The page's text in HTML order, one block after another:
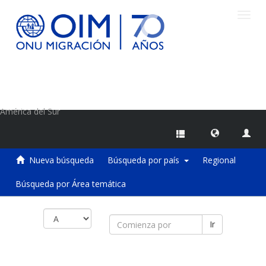
América del Sur
Nueva búsqueda Búsqueda por país Regional
Búsqueda por Área temática
Ir